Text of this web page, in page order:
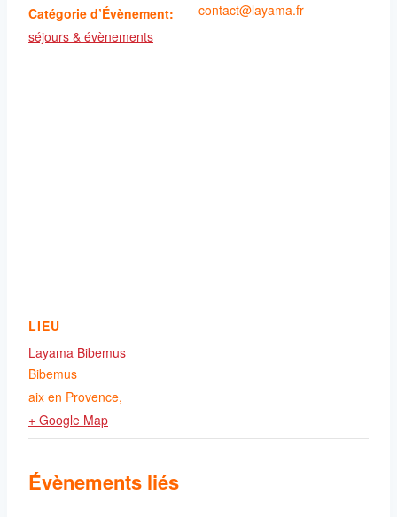
Catégorie d’Évènement:
séjours & évènements
contact@layama.fr
LIEU
Layama Bibemus
Bibemus
aix en Provence,
+ Google Map
Évènements liés